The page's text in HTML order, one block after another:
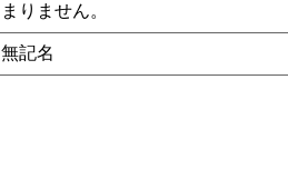
まりません。
無記名